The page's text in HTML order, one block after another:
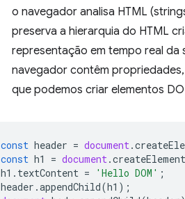
o navegador analisa HTML
preserva a hierarquia do HTML
representação em tempo real
navegador contêm
que podemos criar elementos
const header = document.
const h1 = document.createElement
h1 . textContent = 'Hello DOM' ;
header .appendChild(h1 );